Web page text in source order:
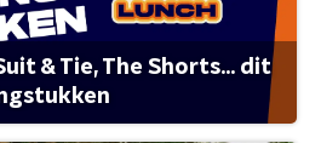
& Tie, The Shorts... dit